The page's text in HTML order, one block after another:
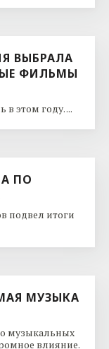
ВЫБРАЛА
ФИЛЬМЫ
этом году. ...
ПО
подвел итоги
МУЗЫКА
музыкальных
влияние.